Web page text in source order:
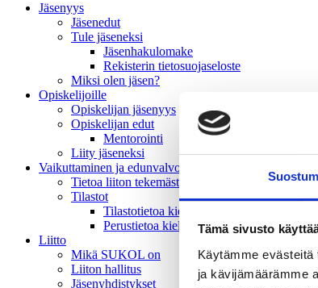
Tämä sivusto
Käytämme
ja kävijämäärämme
Jäsenyys
Jäsenedut
Tule jäseneksi
Jäsenhakulomake
Rekisterin tietosuojaseloste
Miksi olen jäsen?
Opiskelijoille
Opiskelijan jäsenyys
Opiskelijan edut
Mentorointi
Liity jäseneksi
Vaikuttaminen ja edunvalvonta
Tietoa liiton tekemästä vaikuttamistyöstä
Tilastot
Tilastotietoa kielivalinnoista
Perustietoa kielivalinnoista
Liitto
Mikä SUKOL on
Liiton hallitus
Jäsenyhdistykset